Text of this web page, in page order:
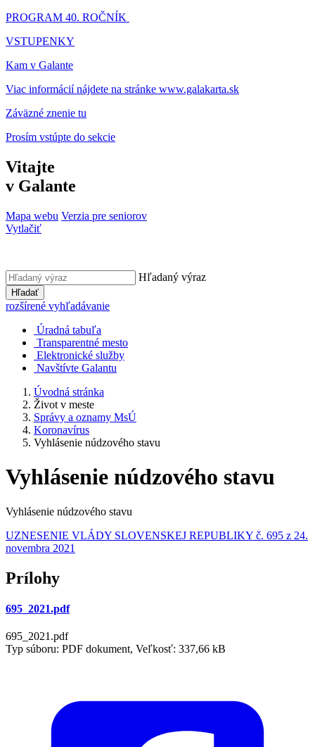
PROGRAM 40. ROČNÍK
VSTUPENKY
Kam v Galante
Viac informácií nájdete na stránke www.galakarta.sk
Záväzné znenie tu
Prosím vstúpte do sekcie
Vitajte
v Galante
Mapa webu Verzia pre seniorov
Vytlačiť
Hľadaný výraz
Hľadať
rozšírené vyhľadávanie
Úradná tabuľa
Transparentné mesto
Elektronické služby
Navštívte Galantu
Úvodná stránka
Život v meste
Správy a oznamy MsÚ
Koronavírus
Vyhlásenie núdzového stavu
Vyhlásenie núdzového stavu
Vyhlásenie núdzového stavu
UZNESENIE VLÁDY SLOVENSKEJ REPUBLIKY č. 695 z 24.
novembra 2021
Prílohy
695_2021.pdf
695_2021.pdf
Typ súboru: PDF dokument, Veľkosť: 337,66 kB